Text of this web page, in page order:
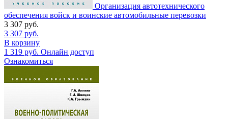
Организация автотехнического
обеспечения войск и воинские автомобильные перевозки
3 307 руб.
3 307 руб.
В корзину
1 319 руб. Онлайн доступ
Ознакомиться